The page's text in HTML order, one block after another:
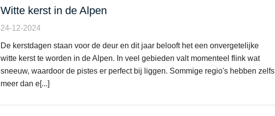
Witte kerst in de Alpen
24-12-2024
De kerstdagen staan voor de deur en dit jaar belooft het een onvergetelijke
witte kerst te worden in de Alpen. In veel gebieden valt momenteel flink wat
sneeuw, waardoor de pistes er perfect bij liggen. Sommige regio's hebben zelfs
meer dan e[...]